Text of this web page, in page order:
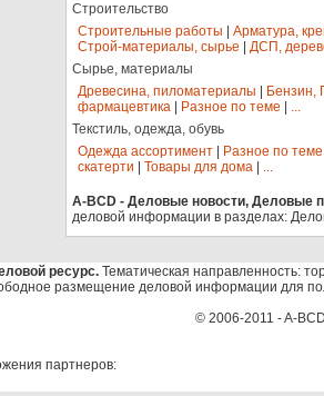
Строительство
Строительные работы
Арматура,
Строй-материалы, сырье
ДСП,
Сырье, материалы
Древесина, пиломатериалы
Бензин,
фармацевтика
Разное по теме
...
Текстиль, одежда, обувь
Одежда ассортимент
Разное по теме
скатерти
Товары для дома ...
A-BCD - Деловые новости, Деловые
деловой информации в разделах:
ресурс. Тематическая направленность:
размещение деловой информации для
© 2006-2011 - A-
партнеров: